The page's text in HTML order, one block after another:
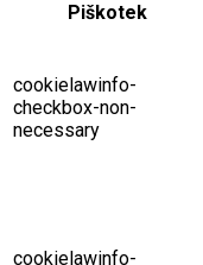
Piškotek
cookielawinfo-
checkbox-non-
necessary
cookielawinfo-